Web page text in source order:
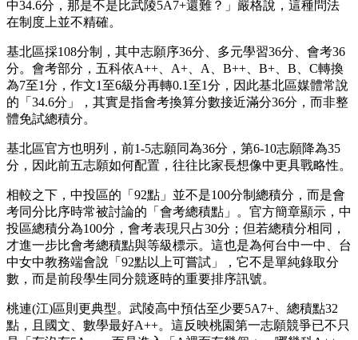
中34.6分，那是不是比武陵5A7+還難？」嚴格說，這種問法
在制度上並不精確。
基北區採108分制，其中志願序36分、多元學習36分、會考36
分。會考部分，五科依A++、A+、A、B++、B+、B、C轉換
為7至1分，作文1至6級分再轉0.1至1分，因此基北區媒體常說
的「34.6分」，其實是指會考換算分數接近滿分36分，而非整
體免試總積分。
基北區官方也明列，前1-5志願同為36分，第6-10志願降為35
分，因此前五志願如何配置，往往比家長想像中更具戰略性。
相較之下，中投區的「92點」並不是100分制總積分，而是會
考同分比序時常被討論的「會考總積點」。官方簡章顯示，中
投區總積分為100分，會考表現只占30分；但若總積分相同，
才進一步比會考總積點與等級標示。這也是為何台中一中、台
中女中教務端會說「92點以上可嘗試」，它不是單純錄取分
數，而是前段學生同分競逐時的重要排序訊號。
桃連(江)區則更典型。武陵高中預估至少要5A7+、總積點32
點，且國文、數學最好A++。這反映桃園第一志願競爭已不只